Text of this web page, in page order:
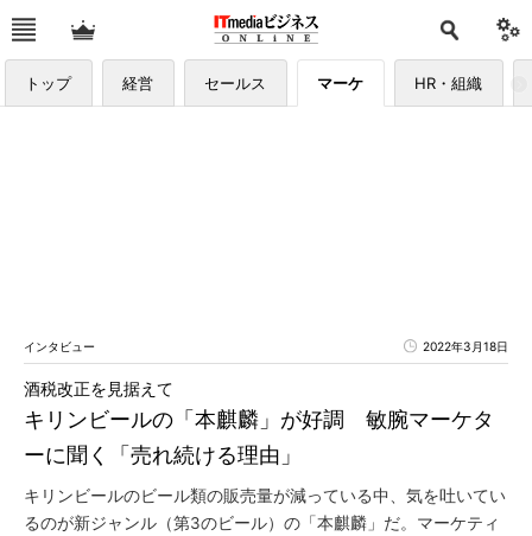
トップ 経営 セールス マーケ HR・組織
インタビュー 2022年3月18日
キリンビールの「本麒麟」が好調 敏腕マーケタ
ーに聞く「売れ続ける理由」
酒税改正を見据えて
キリンビールのビール類の販売量が減っている中、気を吐いてい
るのが新ジャンル（第3のビール）の「本麒麟」だ。マーケティ